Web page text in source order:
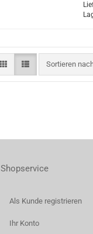
Sortieren
Sortieren nach
Shopservice
Als Kunde registrieren
Ihr Konto